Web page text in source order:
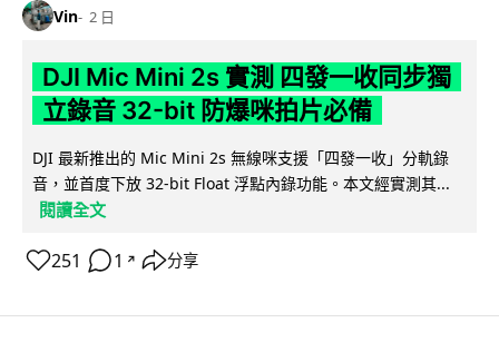
Vin 2 日
DJI Mic Mini 2s 實測 四發一收同步獨
立錄音 32-bit 防爆咪拍片必備
DJI 最新推出的 Mic Mini 2s 無線咪支援「四發一收」分軌錄
音，並首度下放 32-bit Float 浮點內錄功能。本文經實測其...
閱讀全文
251 1 ↗ 分享